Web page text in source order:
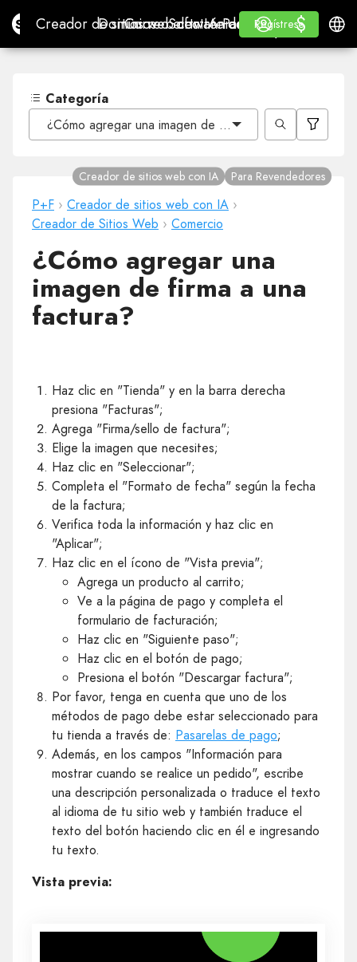
Site.proCreador de sitios web con IA
Creador de sitios web con IA
Dominios
Dominios
Correo electrónico
Correo electrónico
Software de contabilidad
Software de contabilidad
Para
Para Revendedores
MARCA BLANCA
Aprender
Aprender
Regístrese
Regístrese
Inicio de sesión
$
$
Categoría
¿Cómo agregar una imagen de firma a una factura?
P+F › Creador de sitios web con IA ›
Creador de Sitios Web › Comercio
Creador de sitios web con IA Para Revendedores
¿Cómo agregar una
imagen de firma a una
factura?
Haz clic en "Tienda" y en la barra derecha
presiona "Facturas";
Agrega "Firma/sello de factura";
Elige la imagen que necesites;
Haz clic en "Seleccionar";
Completa el "Formato de fecha" según la fecha
de la factura;
Verifica toda la información y haz clic en
"Aplicar";
Haz clic en el ícono de "Vista previa";
Agrega un producto al carrito;
Ve a la página de pago y completa el
formulario de facturación;
Haz clic en "Siguiente paso";
Haz clic en el botón de pago;
Presiona el botón "Descargar factura";
Por favor, tenga en cuenta que uno de los
métodos de pago debe estar seleccionado para
tu tienda a través de: Pasarelas de pago;
Además, en los campos "Información para
mostrar cuando se realice un pedido", escribe
una descripción personalizada o traduce el texto
al idioma de tu sitio web y también traduce el
texto del botón haciendo clic en él e ingresando
tu texto.
Vista previa: